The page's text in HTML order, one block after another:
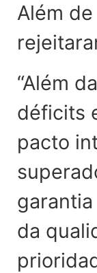
Além
“Além
déficits
pacto
da